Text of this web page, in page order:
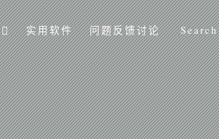
实用软件 问题反馈讨论 Search